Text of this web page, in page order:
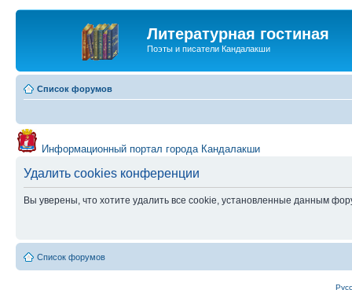
Литературная гостиная
Поэты и писатели Кандалакши
Список форумов
Информационный портал города Кандалакши
Удалить cookies конференции
Вы уверены, что хотите удалить все cookie, установленные данным
Список форумов